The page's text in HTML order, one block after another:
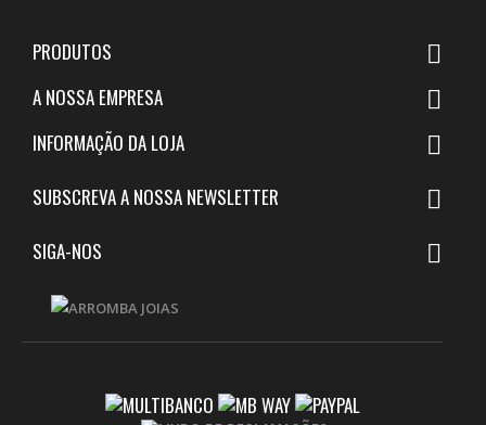
PRODUTOS 
A NOSSA EMPRESA 
INFORMAÇÃO DA LOJA 
SUBSCREVA A NOSSA NEWSLETTER 
SIGA-NOS 